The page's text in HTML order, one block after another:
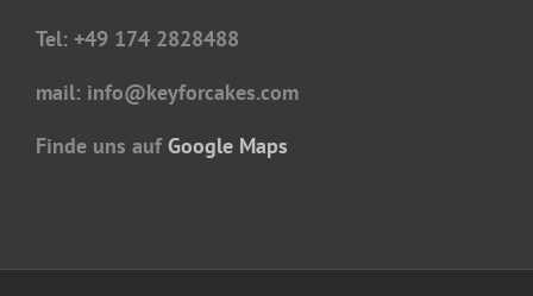
Tel: +49 174 2828488
mail: info@keyforcakes.com
Finde uns auf Google Maps